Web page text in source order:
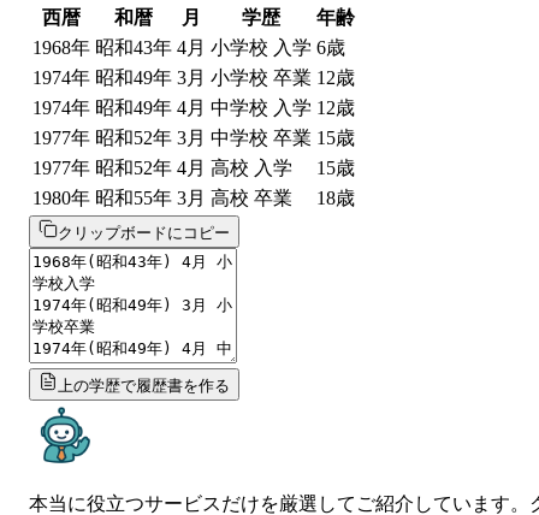
西暦
和暦 月 学歴
年齢
1968年 昭和43年 4月 小学校 入学 6歳
1974年 昭和49年 3月 小学校 卒業 12歳
1974年 昭和49年 4月 中学校 入学 12歳
1977年 昭和52年 3月 中学校 卒業 15歳
1977年 昭和52年 4月 高校 入学 15歳
1980年 昭和55年 3月 高校 卒業 18歳
クリップボードにコピー
上の学歴で履歴書を作る
本当に役立つサービスだけを厳選してご紹介しています。